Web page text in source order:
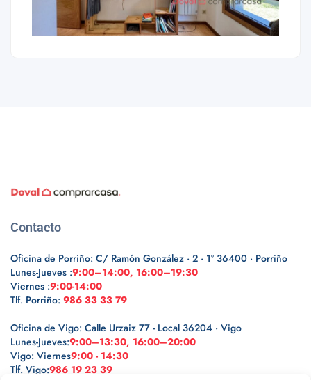
Contacto
Oficina de Porriño: C/ Ramón González · 2 · 1º 36400 · Porriño
Lunes-Jueves :9:00–14:00, 16:00–19:30
Viernes :9:00-14:00
Tlf. Porriño: 986 33 33 79
Oficina de Vigo: Calle Urzaiz 77 - Local 36204 · Vigo
Lunes-Jueves:9:00–13:30, 16:00–20:00
Vigo: Viernes9:00 - 14:30
Tlf. Vigo:986 19 23 39